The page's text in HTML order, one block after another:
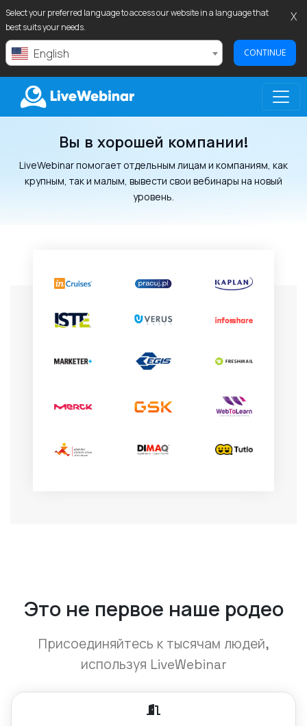
Select your preferred language to access our website in a language that
best suits your needs.
English CONTINUE
X
LIVEWEBINAR.COM
Вы в хорошей компании!
LiveWebinar помогает отдельным лицам и компаниям, как
крупным, так и малым, вывести свои вебинары на новый
уровень.
Это не первое наше родео
Присоединяйтесь к тысячам людей,
используя LiveWebinar